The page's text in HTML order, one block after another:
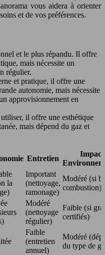
vous aidera à orienter
et de vos préférences.
et le plus répandu. Il offre
mais nécessite un
régulier.
et pratique, il offre une
autonomie, mais nécessite
approvisionnement en
il offre une esthétique
mais dépend du gaz et
Entretien
Impact
la
Important
(nettoyage,
ramonage)
Modéré (si
combustion)
Modéré
(nettoyage
régulier)
Faible (si
certifiés)
Faible
(entretien
annuel)
Modéré
du type de